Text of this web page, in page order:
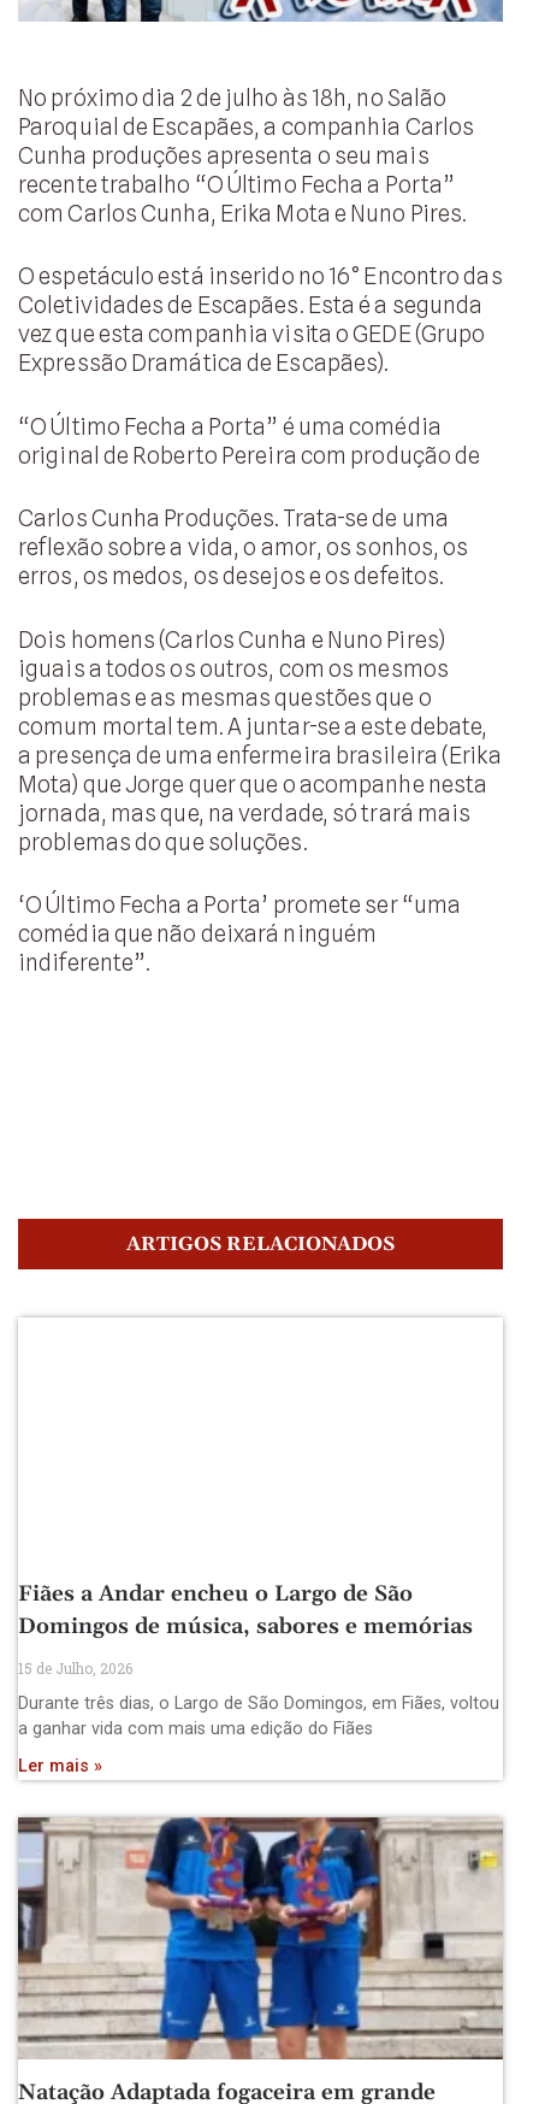
No próximo dia 2 de julho às 18h, no Salão
Paroquial de Escapães, a companhia Carlos
Cunha produções apresenta o seu mais
recente trabalho “O Último Fecha a Porta”
com Carlos Cunha, Erika Mota e Nuno Pires.
O espetáculo está inserido no 16° Encontro das
Coletividades de Escapães. Esta é a segunda
vez que esta companhia visita o GEDE (Grupo
Expressão Dramática de Escapães).
“O Último Fecha a Porta” é uma comédia
original de Roberto Pereira com produção de
Carlos Cunha Produções. Trata-se de uma
reflexão sobre a vida, o amor, os sonhos, os
erros, os medos, os desejos e os defeitos.
Dois homens (Carlos Cunha e Nuno Pires)
iguais a todos os outros, com os mesmos
problemas e as mesmas questões que o
comum mortal tem. A juntar-se a este debate,
a presença de uma enfermeira brasileira (Erika
Mota) que Jorge quer que o acompanhe nesta
jornada, mas que, na verdade, só trará mais
problemas do que soluções.
‘O Último Fecha a Porta’ promete ser “uma
comédia que não deixará ninguém
indiferente”.
ARTIGOS RELACIONADOS
Fiães a Andar encheu o Largo de São
Domingos de música, sabores e memórias
15 de Julho, 2026
Durante três dias, o Largo de São Domingos, em Fiães, voltou
a ganhar vida com mais uma edição do Fiães
Ler mais »
Natação Adaptada fogaceira em grande